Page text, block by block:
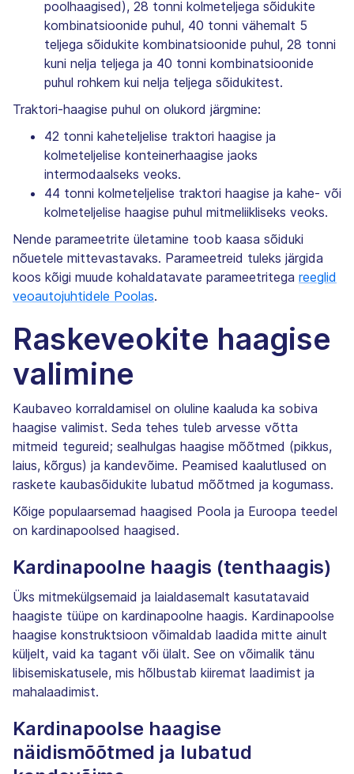
poolhaagised), 28 tonni kolmeteljega sõidukite
kombinatsioonide puhul, 40 tonni vähemalt 5
teljega sõidukite kombinatsioonide puhul, 28 tonni
kuni nelja teljega ja 40 tonni kombinatsioonide
puhul rohkem kui nelja teljega sõidukitest.
Traktori-haagise puhul on olukord järgmine:
42 tonni kaheteljelise traktori haagise ja
kolmeteljelise konteinerhaagise jaoks
intermodaalseks veoks.
44 tonni kolmeteljelise traktori haagise ja kahe- või
kolmeteljelise haagise puhul mitmeliikliseks veoks.
Nende parameetrite ületamine toob kaasa sõiduki
nõuetele mittevastavaks. Parameetreid tuleks järgida
koos kõigi muude kohaldatavate parameetritega reeglid
veoautojuhtidele Poolas.
Raskeveokite haagise
valimine
Kaubaveo korraldamisel on oluline kaaluda ka sobiva
haagise valimist. Seda tehes tuleb arvesse võtta
mitmeid tegureid; sealhulgas haagise mõõtmed (pikkus,
laius, kõrgus) ja kandevõime. Peamised kaalutlused on
raskete kaubasõidukite lubatud mõõtmed ja kogumass.
Kõige populaarsemad haagised Poola ja Euroopa teedel
on kardinapoolsed haagised.
Kardinapoolne haagis (tenthaagis)
Üks mitmekülgsemaid ja laialdasemalt kasutatavaid
haagiste tüüpe on kardinapoolne haagis. Kardinapoolse
haagise konstruktsioon võimaldab laadida mitte ainult
küljelt, vaid ka tagant või ülalt. See on võimalik tänu
libisemiskatusele, mis hõlbustab kiiremat laadimist ja
mahalaadimist.
Kardinapoolse haagise
näidismõõtmed ja lubatud